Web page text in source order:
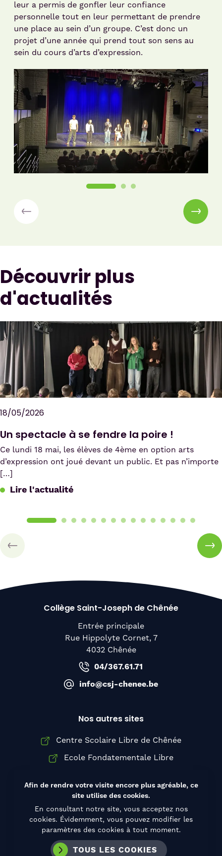
leur a permis de gonfler leur confiance
personnelle tout en leur permettant de prendre
une place au sein d’un groupe. C’est donc un
projet d’une année qui prend tout son sens au
sein du cours d’arts d’expression.
Découvrir plus
d'actualités
18/05/2026
Un spectacle à se fendre la poire !
Ce lundi 18 mai, les élèves de 4ème en option arts
d’expression ont joué devant un public. Et pas n’importe
[…]
Lire l'actualité
Collège Saint-Joseph de Chênée
Entrée principale
Rue Hippolyte Cornet, 7
4032 Chênée
04/367.61.71
info@csj-chenee.be
Nos autres sites
Centre Scolaire Libre de Chênée
Ecole Fondatementale Libre
© Copyright 2026 Collège Saint-Joseph de
Conditions d’utilisation
Afin de rendre votre visite encore plus agréable, ce
site utilise des cookies.
En consultant notre site, vous acceptez nos
cookies. Évidemment, vous pouvez modifier les
paramètres des cookies à tout moment.
TOUS LES COOKIES